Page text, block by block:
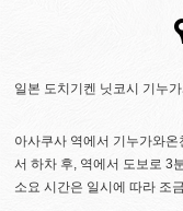
일본 도치기켄 닛코시 기누
아사쿠사 역에서 기누가와
서 하차 후, 역에서 도보로 3
소요 시간은 일시에 따라 조